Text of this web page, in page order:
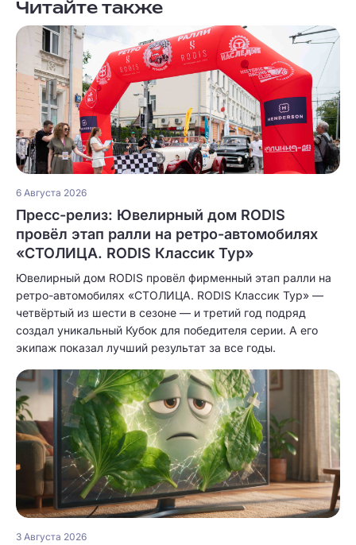
Читайте также
6 Августа 2026
Пресс-релиз: Ювелирный дом RODIS
провёл этап ралли на ретро-автомобилях
«СТОЛИЦА. RODIS Классик Тур»
Ювелирный дом RODIS провёл фирменный этап ралли на
ретро-автомобилях «СТОЛИЦА. RODIS Классик Тур» —
четвёртый из шести в сезоне — и третий год подряд
создал уникальный Кубок для победителя серии. А его
экипаж показал лучший результат за все годы.
3 Августа 2026